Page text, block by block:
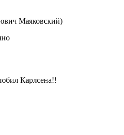
Маяковский)
Карлсена!!